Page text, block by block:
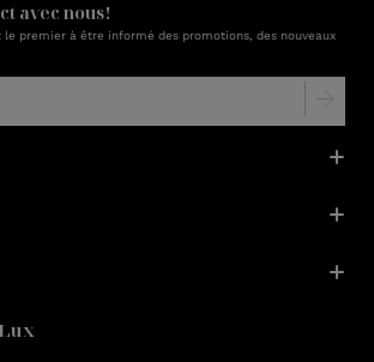
avec nous!
le premier à être informé des promotions, des nouveaux